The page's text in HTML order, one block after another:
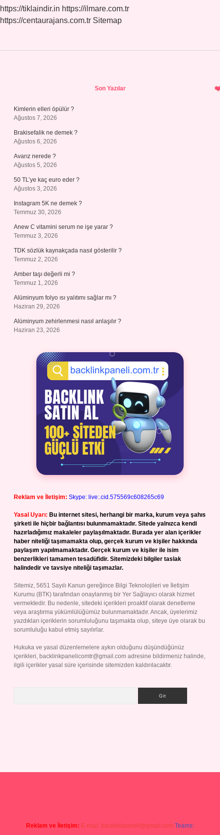
https://tiklaindir.in https://ilmare.com.tr
https://centaurajans.com.tr Sitemap
Son Yazılar
Kimlerin elleri öpülür ?
Ağustos 7, 2026
Brakisefalik ne demek ?
Ağustos 6, 2026
Avarız nerede ?
Ağustos 5, 2026
50 TL’ye kaç euro eder ?
Ağustos 3, 2026
Instagram 5K ne demek ?
Temmuz 30, 2026
Anew C vitamini serum ne işe yarar ?
Temmuz 3, 2026
TDK sözlük kaynakçada nasıl gösterilir ?
Temmuz 2, 2026
Amber taşı değerli mi ?
Temmuz 1, 2026
Alüminyum folyo ısı yalıtımı sağlar mı ?
Haziran 29, 2026
Alüminyum zehirlenmesi nasıl anlaşılır ?
Haziran 23, 2026
Reklam ve İletişim: Skype: live:.cid.575569c608265c69
Yasal Uyarı: Bu internet sitesi, herhangi bir marka, kurum veya şahıs
şirketi ile hiçbir bağlantısı bulunmamaktadır. Sitede yalnızca kendi
hazırladığımız makaleler paylaşılmaktadır. Burada yer alan içerikler
haber niteliği taşımamakta olup, gerçek kurum ve kişiler hakkında
paylaşım yapılmamaktadır. Gerçek kurum ve kişiler ile isim
benzerlikleri tamamen tesadüfidir. Sitemizdeki bilgiler taslak
halindedir ve tavsiye niteliği taşımazlar.
Sitemiz, 5651 Sayılı Kanun gereğince Bilgi Teknolojileri ve İletişim
Kurumu (BTK) tarafından onaylanmış bir Yer Sağlayıcı olarak hizmet
vermektedir. Bu nedenle, sitedeki içerikleri proaktif olarak denetleme
veya araştırma yükümlülüğümüz bulunmamaktadır. Ancak, üyelerimiz
yazdıkları içeriklerin sorumluluğunu taşımakta olup, siteye üye olarak bu
sorumluluğu kabul etmiş sayılırlar.
Hukuka ve yasal düzenlemelere aykırı olduğunu düşündüğünüz
içerikleri, backlinkpanelicomtr@gmail.com adresine bildirmeniz halinde,
ilgili içerikler yasal süre içerisinde sitemizden kaldırılacaktır.
Reklam ve İletişim: E-mail: backlinkpaneli@gmail.com Teams: